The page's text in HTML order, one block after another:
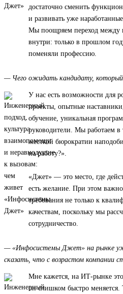
достаточно сменить
и развивать уже
Мы поощряем переход между
внутри: только в прошлом
поменяли профессию.
— Чего ожидать кандидату, который
У нас есть возможности для
проекты, опытные
обучение, уникальная
руководители. Мы работаем в
жесткой бюрократии
на работу?».
«Джет» — это место, где
есть желание. При этом
требования не только к
качествам, поскольку мы
сотрудничество.
— «Инфосистемы Джет» на рынке
сказать, что с возрастом компании
Мне кажется, на ИТ-рынке
он слишком быстро